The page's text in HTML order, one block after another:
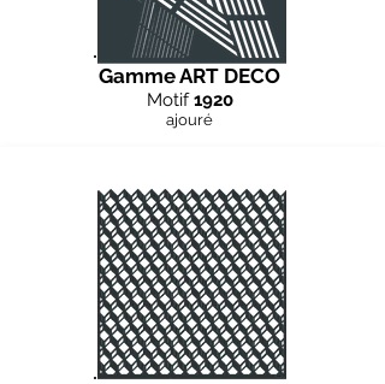
Gamme ART DECO
Motif1920
ajouré